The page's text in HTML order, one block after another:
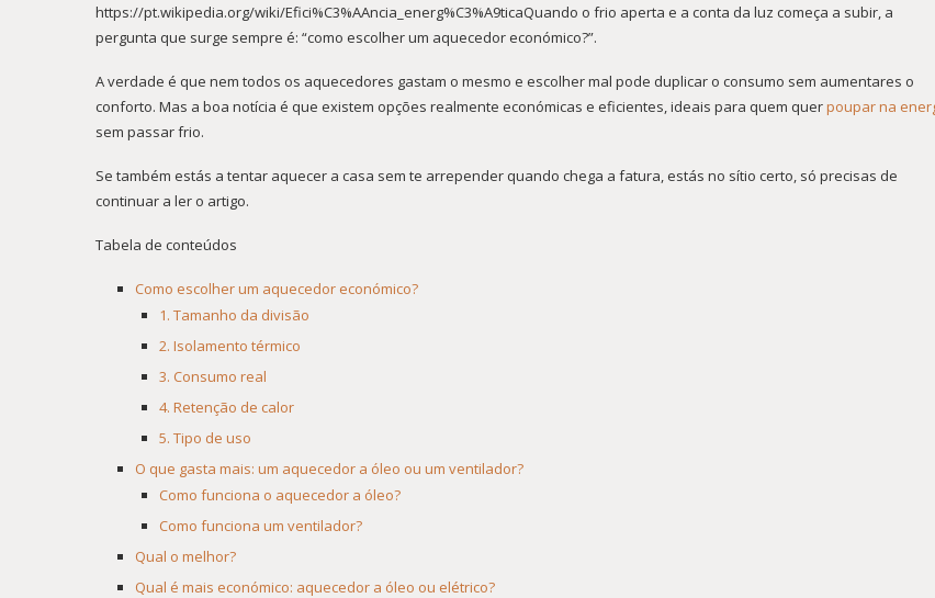
https://pt.wikipedia.org/wiki/Efici%C3%AAncia_energ%C3%A9ticaQuando o frio aperta e a conta da luz começa a subir, a
pergunta que surge sempre é: “como escolher um aquecedor económico?”.
A verdade é que nem todos os aquecedores gastam o mesmo e escolher mal pode duplicar o consumo sem aumentares o
conforto. Mas a boa notícia é que existem opções realmente económicas e eficientes, ideais para quem querpoupar na
sem passar frio.
Se também estás a tentar aquecer a casa sem te arrepender quando chega a fatura, estás no sítio certo, só precisas de
continuar a ler o artigo.
Tabela de conteúdos
Como escolher um aquecedor económico?
1. Tamanho da divisão
2. Isolamento térmico
3. Consumo real
4. Retenção de calor
5. Tipo de uso
O que gasta mais: um aquecedor a óleo ou um ventilador?
Como funciona o aquecedor a óleo?
Como funciona um ventilador?
Qual o melhor?
Qual é mais económico: aquecedor a óleo ou elétrico?